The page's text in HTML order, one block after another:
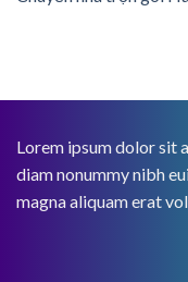
Lorem ipsum dolor sit
diam nonummy nibh
magna aliquam erat